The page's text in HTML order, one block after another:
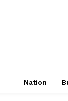
Nation